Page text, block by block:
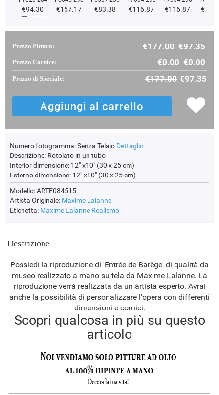
€94.30 €157.17 €83.38 €116.87 €116.87
F2833-204
€99.94
Prezzo Pittura: €177.00 €97.35
Prezzo Cornice: €0.00 €0.00
Prezzo di Speciale: €177.00 €97.35
Numero fotogramma:Senza Telaio Dettaglio
Descrizione: Rotolato in un tubo
Interior dimensione: 12" x10" (30 x 25 cm)
Esterno dimensione: 12" x10" (30 x 25 cm)
Modello: ARTE084515
Artista Originale: Maxime Lalanne
Etichetta: Maxime Lalanne Realismo
Descrizione
Possiedi la riproduzione di 'Entrée de Barège' di qualità da
museo realizzato a mano su tela da Maxime Lalanne. La
riproduzione verrà realizzata da un àrtista esperto. Avrai
anche la possibilità di personalizzare l'opera con differenti
dimensioni e cornici.
Scopri qualcosa in più su questo
articolo